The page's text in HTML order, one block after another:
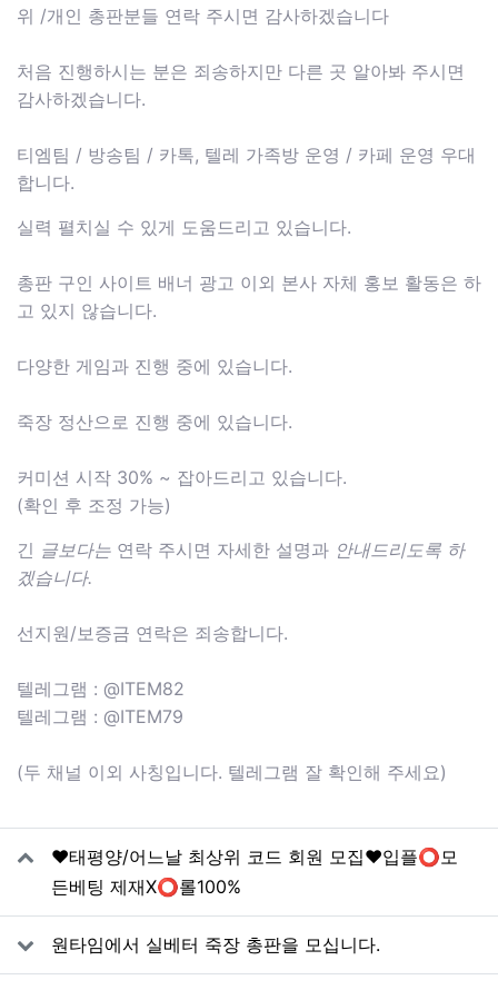
위 /개인 총판분들 연락 주시면 감사하겠습니다
처음 진행하시는 분은 죄송하지만 다른 곳 알아봐 주시면
감사하겠습니다.
티엠팀 / 방송팀 / 카톡, 텔레 가족방 운영 / 카페 운영 우대
합니다.
실력 펼치실 수 있게 도움드리고 있습니다.
총판 구인 사이트 배너 광고 이외 본사 자체 홍보 활동은 하
고 있지 않습니다.
다양한 게임과 진행 중에 있습니다.
죽장 정산으로 진행 중에 있습니다.
커미션 시작 30% ~ 잡아드리고 있습니다.
(확인 후 조정 가능)
긴 글보다는 연락 주시면 자세한 설명과 안내드리도록 하
겠습니다.
선지원/보증금 연락은 죄송합니다.
텔레그램 : @ITEM82
텔레그램 : @ITEM79
(두 채널 이외 사칭입니다. 텔레그램 잘 확인해 주세요)
관련자료
❤️태평양/어느날 최상위 코드 회원 모집❤️입플⭕️모
든베팅 제재X⭕️롤100%
원타임에서 실베터 죽장 총판을 모십니다.